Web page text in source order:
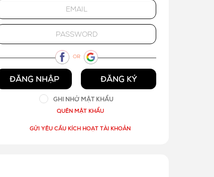
OR
ĐĂNG NHẬP ĐĂNG KÝ
GHI NHỚ MẬT KHẨU
QUÊN MẬT KHẨU
GỬI YÊU CẦU KÍCH HOẠT TÀI KHOẢN